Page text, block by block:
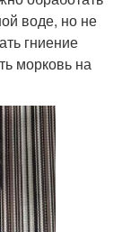
воде, но не
гниение
морковь на